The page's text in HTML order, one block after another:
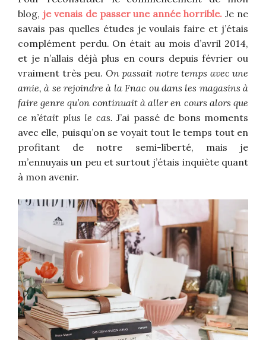
blog, jevenais de passer une année horrible. Je ne
savais pas quelles études je voulais faire et j’étais
complément perdu. On était au mois d’avril 2014,
et je n’allais déjà plus en cours depuis février ou
vraiment très peu. On passait notre temps avec une
amie, à se rejoindre à la Fnac ou dans les magasins à
faire genre qu’on continuait à aller en cours alors que
ce n’était plus le cas. J’ai passé de bons moments
avec elle, puisqu’on se voyait tout le temps tout en
profitant de notre semi-liberté, mais je
m’ennuyais un peu et surtout j’étais inquiète quant
à mon avenir.